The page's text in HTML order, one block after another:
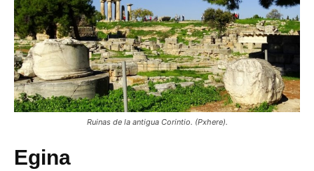
Ruinas de la antigua Corintio. (Pxhere).
Egina